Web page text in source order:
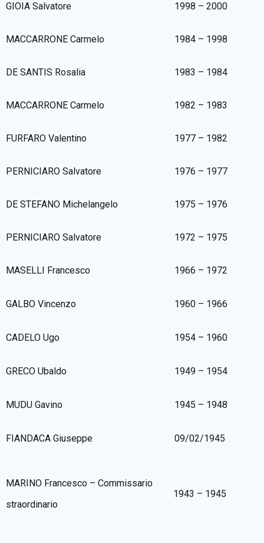
GIOIA Salvatore 1998 – 2000
MACCARRONE Carmelo 1984 – 1998
DE SANTIS Rosalia 1983 – 1984
MACCARRONE Carmelo 1982 – 1983
FURFARO Valentino 1977 – 1982
PERNICIARO Salvatore 1976 – 1977
DE STEFANO Michelangelo 1975 – 1976
PERNICIARO Salvatore 1972 – 1975
MASELLI Francesco 1966 – 1972
GALBO Vincenzo 1960 – 1966
CADELO Ugo 1954 – 1960
GRECO Ubaldo 1949 – 1954
MUDU Gavino 1945 – 1948
FIANDACA Giuseppe 09/02/1945
MARINO Francesco – Commissario
straordinario
1943 – 1945